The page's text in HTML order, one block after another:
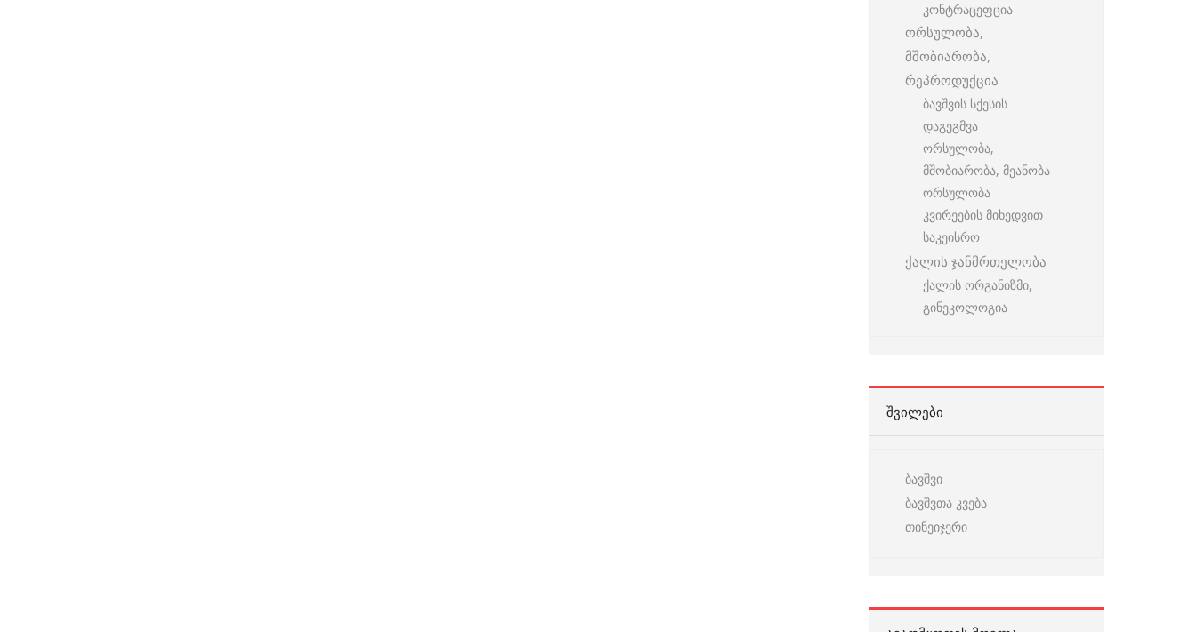
კონტრაცეფცია
ორსულობა,
მშობიარობა,
რეპროდუქცია
ბავშვის სქესის
დაგეგმვა
ორსულობა,
მშობიარობა, მეანობა
ორსულობა
კვირეების მიხედვით
საკეისრო
ქალის ჯანმრთელობა
ქალის ორგანიზმი,
გინეკოლოგია
ᲨᲕᲘᲚᲔᲑᲘ
ბავშვი
ბავშვთა კვება
თინეიჯერი